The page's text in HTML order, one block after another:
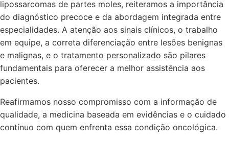
lipossarcomas de partes moles, reiteramos a importância
do diagnóstico precoce e da abordagem integrada entre
especialidades. A atenção aos sinais clínicos, o trabalho
em equipe, a correta diferenciação entre lesões benignas
e malignas, e o tratamento personalizado são pilares
fundamentais para oferecer a melhor assistência aos
pacientes.
Reafirmamos nosso compromisso com a informação de
qualidade, a medicina baseada em evidências e o cuidado
contínuo com quem enfrenta essa condição oncológica.